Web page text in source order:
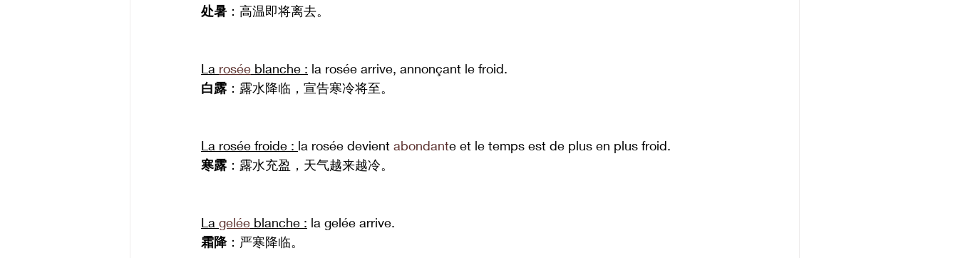
处暑 ：高温即将离去。
La rosée blanche : la rosée arrive, annonçant le froid.
白露 ：露水降临，宣告寒冷将至。
La rosée froide : la rosée devient abondante et le temps est de plus en plus froid.
寒露 ：露水充盈，天气越来越冷。
La gelée blanche : la gelée arrive.
霜降：严寒降临。